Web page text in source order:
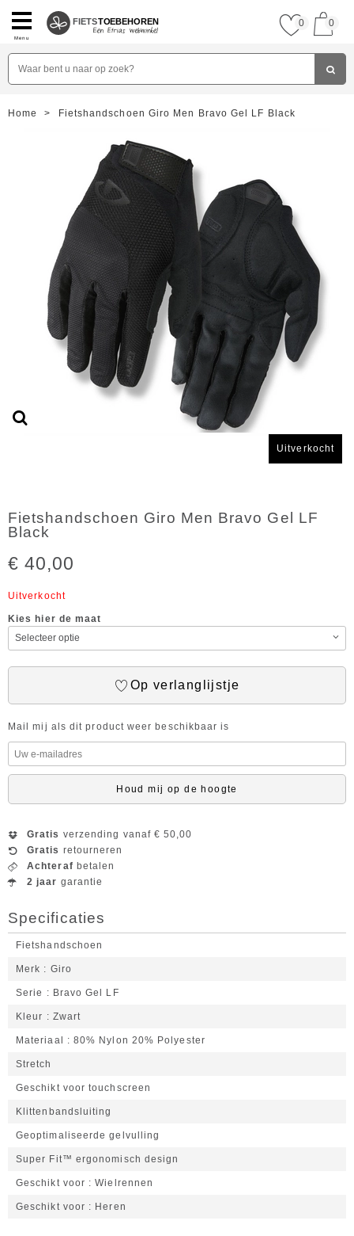
Menu
FIETSTOEBEHOREN 0 0
Home > Fietshandschoen Giro Men Bravo Gel LF Black
Uitverkocht
Fietshandschoen Giro Men Bravo Gel LF
Black
€ 40,00
Uitverkocht
Kies hier de maat
Op verlanglijstje
Mail mij als dit product weer beschikbaar is
Houd mij op de hoogte
Gratis verzending vanaf € 50,00
Gratis retourneren
Achteraf betalen
2 jaar garantie
Specificaties
Fietshandschoen
Merk Giro
Serie Bravo Gel LF
Kleur Zwart
Materiaal 80% Nylon 20% Polyester
Stretch
Geschikt voor touchscreen
Klittenbandsluiting
Geoptimaliseerde gelvulling
Super Fit™ ergonomisch design
Geschikt voor Wielrennen
Geschikt voor Heren